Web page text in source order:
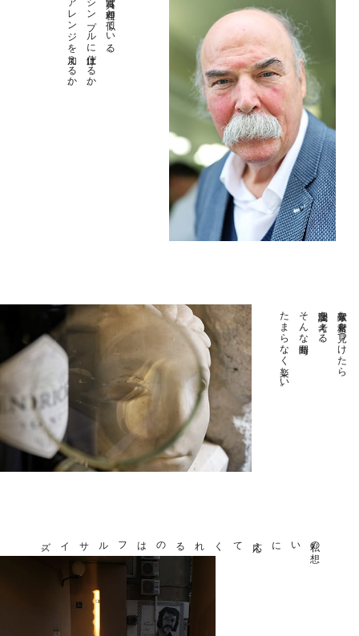
写真は料理と似ている。
シンプルに仕上げるか。
アレンジを加えるか。
素敵な素材を見つけたら
調理法を考える。
そんな時間も
たまらなく楽しい。
私の
想
いに
応えてくれるのは
フルサイズ
。